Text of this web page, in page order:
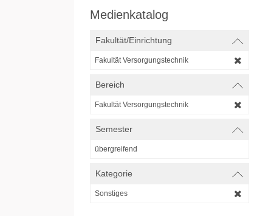
Medienkatalog
Fakultät/Einrichtung
Fakultät Versorgungstechnik
Bereich
Fakultät Versorgungstechnik
Semester
übergreifend
Kategorie
Sonstiges